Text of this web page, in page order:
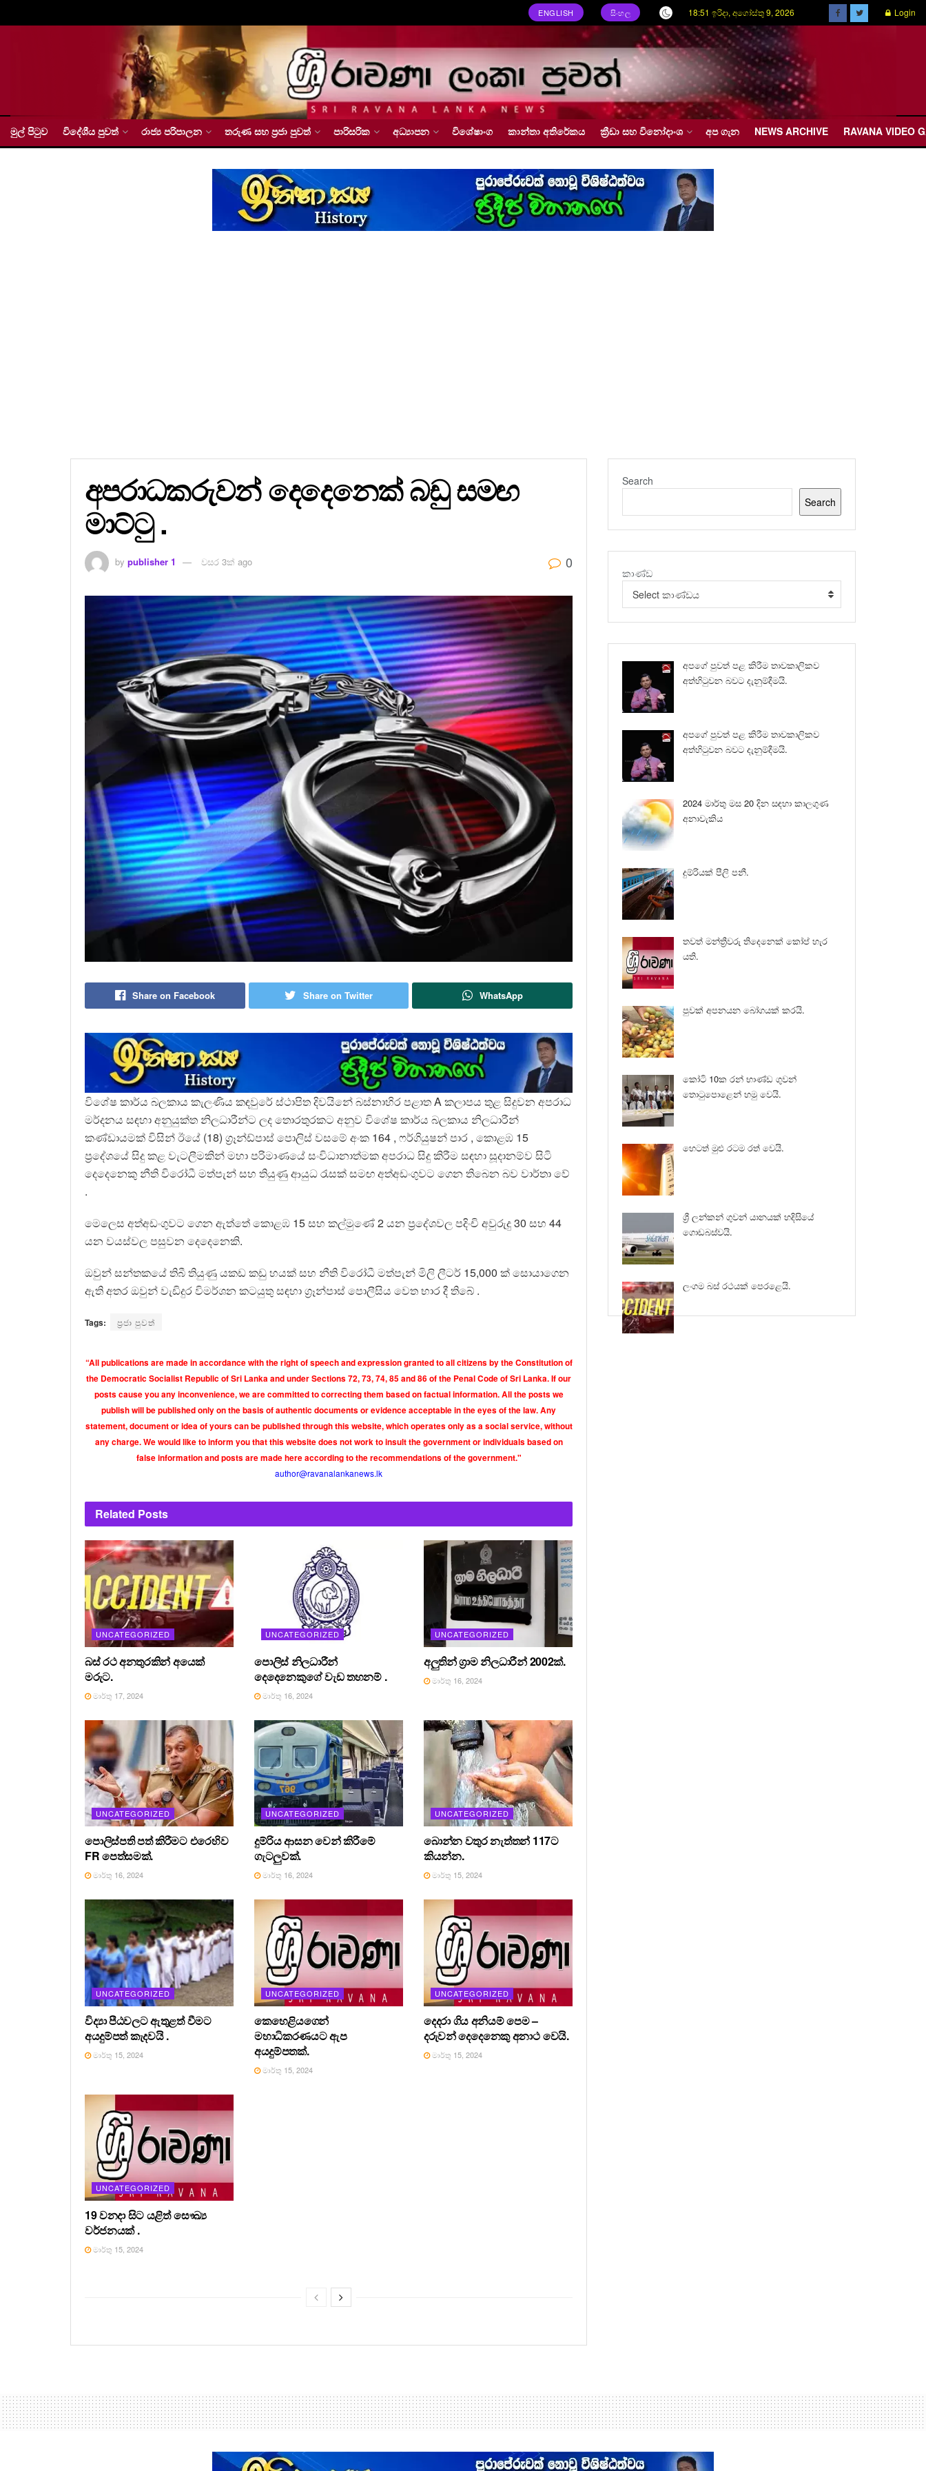
ENGLISH සිංහල 18:51 ඉරිදා, අගෝස්තු 9, 2026 Login
මුල් පිටුව විදේශීය පුවත් රාජ්‍ය පරිපාලන තරුණ සහ ප්‍රජා පුවත් පාරිසරික අධ්‍යාපන විශේෂාංග කාන්තා අතිරේකය ක්‍රීඩා සහ විනෝදාංශ අප ගැන NEWS ARCHIVE RAVANA VIDEO
අපරාධකරුවන් දෙදෙනෙක් බඩු සමඟ
මාට්ටු .
by publisher 1 වසර 3ක් ago 0
Share on Facebook Share on Twitter WhatsApp
විශේෂ කාර්ය බලකාය කැලණිය කඳවුරේ ස්ථාපිත දිවයිනේ බස්නාහිර පළාත A කලාපය තුළ සිදුවන අපරාධ
මර්දනය සඳහා අනුයුක්ත නිලධාරීන්ට ලද තොරතුරකට අනුව විශේෂ කාර්ය බලකාය නිලධාරීන්
කණ්ඩායමක් විසින් ඊයේ (18) ග්‍රෑන්ඩ්පාස් පොලිස් වසමේ අංක 164 , ෆර්ගියුෂන් පාර , කොළඹ 15
ප්‍රදේශයේ සිදු කළ වැටලීමකින් මහා පරිමාණයේ සංවිධානාත්මක අපරාධ සිදු කිරීම සඳහා සූදානම්ව සිටි
දෙදෙනෙකු නීති විරෝධී මත්පැන් සහ තියුණු ආයුධ රැසක් සමඟ අත්අඩංගුවට ගෙන තිබෙන බව වාර්තා වේ
.
මෙලෙස අත්අඩංගුවට ගෙන ඇත්තේ කොළඹ 15 සහ කල්මුණේ 2 යන ප්‍රදේශවල පදිංචි අවුරුදු 30 සහ 44
යන වයස්වල පසුවන දෙදෙනෙකි.
ඔවුන් සන්තකයේ තිබී තියුණු යකඩ කඩු හයක් සහ නීති විරෝධී මත්පැන් මිලි ලීටර් 15,000 ක් සොයාගෙන
ඇති අතර ඔවුන් වැඩිදුර විමර්ශන කටයුතු සඳහා ග්‍රෑන්පාස් පොලීසිය වෙත භාර දී තිබේ .
Tags: ප්‍රජා පුවත්
“All publications are made in accordance with the right of speech and expression granted to all citizens by the Constitution of
the Democratic Socialist Republic of Sri Lanka and under Sections 72, 73, 74, 85 and 86 of the Penal Code of Sri Lanka. If our
posts cause you any inconvenience, we are committed to correcting them based on factual information. All the posts we
publish will be published only on the basis of authentic documents or evidence acceptable in the eyes of the law. Any
statement, document or idea of yours can be published through this website, which operates only as a social service, without
any charge. We would like to inform you that this website does not work to insult the government or individuals based on
false information and posts are made here according to the recommendations of the government."
author@ravanalankanews.lk
Related Posts
UNCATEGORIZED
බස් රථ අනතුරකින් අයෙක්
මරුට.
මාර්තු 17, 2024
UNCATEGORIZED
පොලිස් නිලධාරීන්
දෙදෙනෙකුගේ වැඩ තහනම් .
මාර්තු 16, 2024
UNCATEGORIZED
අලුතින් ග්‍රාම නිලධාරීන් 2002ක්.
මාර්තු 16, 2024
UNCATEGORIZED
පොලිස්පති පත් කිරීමට එරෙහිව
FR පෙත්සමක්.
මාර්තු 16, 2024
UNCATEGORIZED
දුම්රිය ආසන වෙන් කිරීමේ
ගැටලුවක්.
මාර්තු 16, 2024
UNCATEGORIZED
බොන්න වතුර නැත්තන් 117ට
කියන්න.
මාර්තු 15, 2024
UNCATEGORIZED
විද්‍යා පීඨවලට ඇතුළත් වීමට
අයදුම්පත් කැදවයි .
මාර්තු 15, 2024
UNCATEGORIZED
කෙහෙළියගෙන්
මහාධිකරණයට ඇප
අයදුම්පතක්.
මාර්තු 15, 2024
UNCATEGORIZED
දෙදරා ගිය අනියම් පෙම –
දරුවන් දෙදෙනෙකු අනාථ වෙයි.
මාර්තු 15, 2024
UNCATEGORIZED
19 වනදා සිට යළිත් සෞඛ්‍ය
වර්ජනයක් .
මාර්තු 15, 2024
Search
Search
කාණ්ඩ
Select කාණ්ඩය
අපගේ පුවත් පළ කිරීම තාවකාලිකව
අත්හිටුවන බවට දැනුම්දීමයි.
අපගේ පුවත් පළ කිරීම තාවකාලිකව
අත්හිටුවන බවට දැනුම්දීමයි.
2024 මාර්තු මස 20 දින සඳහා කාලගුණ
අනාවැකිය
දුම්රියක් පීලි පනී.
තවත් මන්ත්‍රීවරු තිදෙනෙක් කෝප් හැර
යති.
පුවක් අපනයන බෝගයක් කරයි.
කෝටි 10ක රන් භාණ්ඩ ගුවන්
තොටුපොළෙන් හමු වෙයි.
හෙටත් මුළු රටම රත් වෙයි.
ශ්‍රී ලන්කන් ගුවන් යානයක් හදිසියේ
ගොඩබස්වයි.
ලංගම බස් රථයක් පෙරළෙයි.